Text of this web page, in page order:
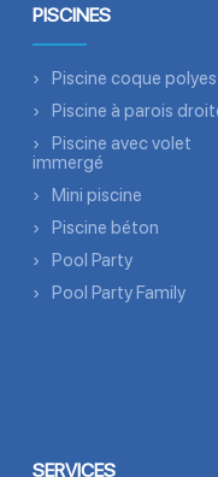
PISCINES
Piscine coque
Piscine à parois
Piscine avec volet
immergé
Mini piscine
Piscine béton
Pool Party
Pool Party Family
SERVICES